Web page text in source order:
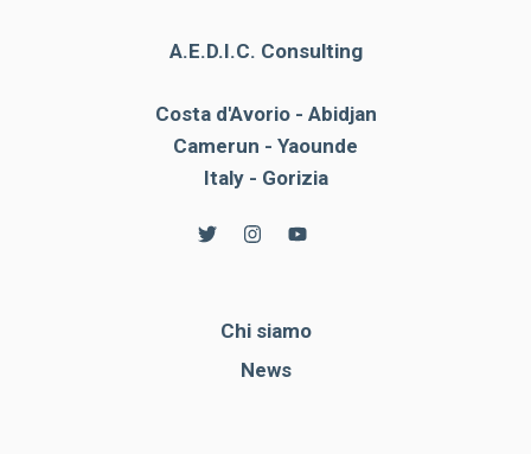
A.E.D.I.C. Consulting
Costa d'Avorio - Abidjan
Camerun - Yaounde
Italy - Gorizia
Chi siamo
News